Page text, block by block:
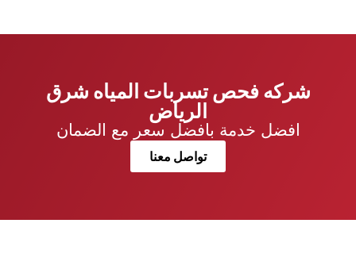
شركه فحص تسربات المياه شرق
الرياض
افضل خدمة بافضل سعر مع الضمان
تواصل معنا